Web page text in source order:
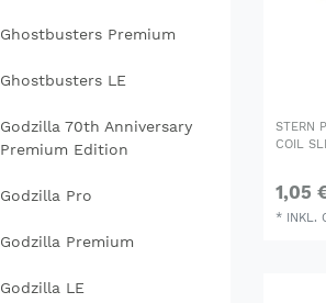
Ghostbusters Premium
Ghostbusters LE
Godzilla 70th Anniversary
Premium Edition
Godzilla Pro
Godzilla Premium
Godzilla LE
STERN
COIL
1,05
* INKL.